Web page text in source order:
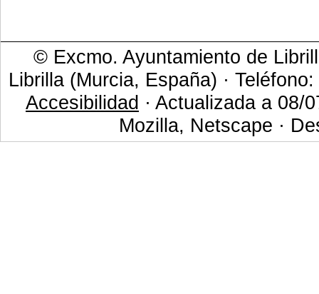
© Excmo. Ayuntamiento de
Librilla (Murcia, España) ·
Accesibilidad · Actualizada a 08/
Mozilla, Netscape ·